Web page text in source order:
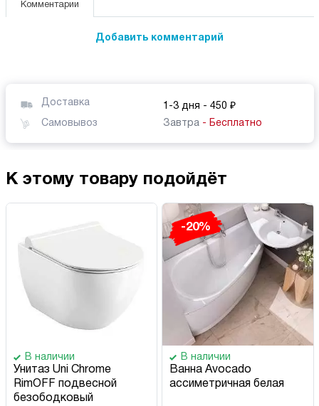
Комментарии
Добавить комментарий
Доставка 1-3 дня - 450 ₽
Самовывоз
Завтра - Бесплатно
К этому товару подойдёт
В наличии
Унитаз Uni Chrome
RimOFF подвесной
безободковый
-20%
В наличии
Ванна Avocado
ассиметричная белая